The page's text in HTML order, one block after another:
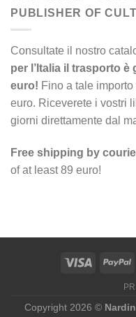
PUBLISHER OF
Consultate il nostro
per l’Italia il trasporto
euro! Fino a tale
euro. Riceverete i vostri
giorni direttamente dal
Free shipping by
of at least 89 euro!
Copyright 2026 ©